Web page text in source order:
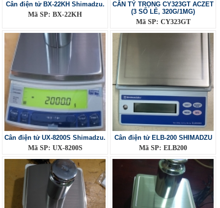
Cân điện tử BX-22KH Shimadzu.
Mã SP: BX-22KH
CÂN TỶ TRỌNG CY323GT ACZET
(3 SỐ LẺ, 320G/1MG)
Mã SP: CY323GT
Cân điện tử UX-8200S Shimadzu.
Mã SP: UX-8200S
Cân điện tử ELB-200 SHIMADZU
Mã SP: ELB200